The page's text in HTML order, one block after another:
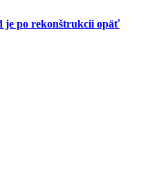
je po rekonštrukcii opäť